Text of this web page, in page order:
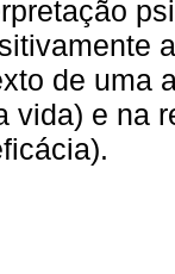
de uma
vida) e na